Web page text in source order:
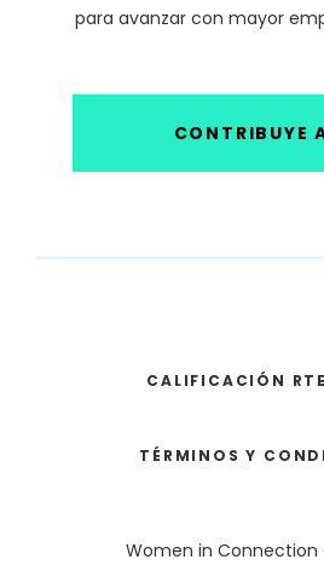
para avanzar con mayor
CONTRIBUYE
Women in Connection
TÉRMINOS Y
CALIFICACIÓN